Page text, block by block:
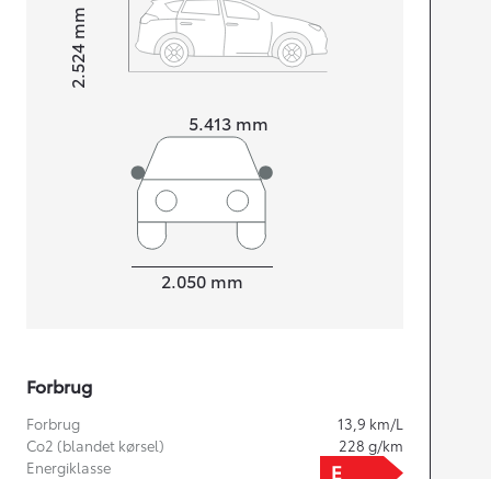
5.413 mm
Højt2.524
mm
2.050 mm
Forbrug
Forbrug 13,9 km/L
Co2 (blandet kørsel)
228 g/km
Energiklasse